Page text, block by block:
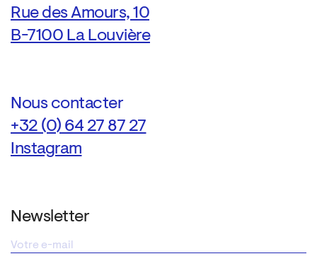
Rue des Amours, 10
B-7100 La Louvière
Nous contacter
+32 (0) 64 27 87 27
Instagram
Newsletter